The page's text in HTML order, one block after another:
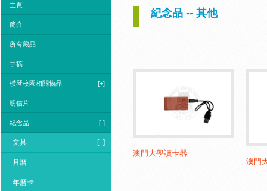
主頁
簡介
所有藏品
手稿
橫琴校園相關物品 [+]
明信片
紀念品 [-]
文具 [+]
月曆
年曆卡
紀念品 -- 其他
澳門大學讀卡器
澳門